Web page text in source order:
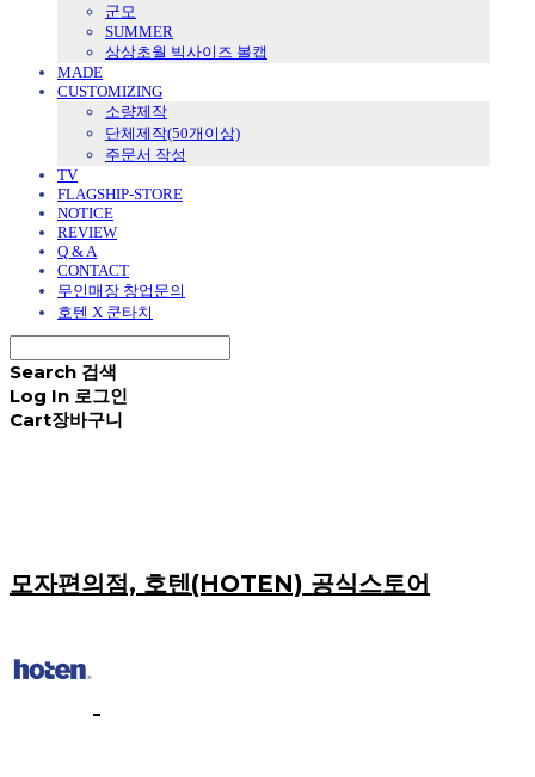
군모
SUMMER
상상초월 빅사이즈 볼캡
MADE
CUSTOMIZING
소량제작
단체제작(50개이상)
주문서 작성
TV
FLAGSHIP-STORE
NOTICE
REVIEW
Q & A
CONTACT
무인매장 창업문의
호텐 X 쿤타치
Search 검색
Log In 로그인
Cart장바구니
모자편의점, 호텐(HOTEN) 공식스토어